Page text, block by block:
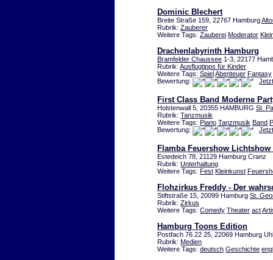
Dominic Blechert
Breite Straße 159, 22767 Hamburg
Rubrik: Zauberer
Weitere Tags: Zauberei Moderator
Drachenlabyrinth Hamburg
Bramfelder Chaussee 1-3, 22177
Rubrik: Ausflugtipps für Kinder
Weitere Tags: SpielAbenteuer Fantasy
Bewertung:
First Class Band Moderne
Holstenwall 5, 20355 HAMBURG St.
Rubrik: Tanzmusik
Weitere Tags: Piano Tanzmusik Band
Bewertung:
Flamba Feuershow
Estedeich 78, 21129 Hamburg Cranz
Rubrik: Unterhaltung
Weitere Tags: Fest Kleinkunst
Flohzirkus Freddy - Der
Stiftstraße 15, 20099 Hamburg St.
Rubrik: Zirkus
Weitere Tags: Comedy Theater act
Hamburg Toons Edition
Postfach 76 22 25, 22069 Hamburg
Rubrik: Medien
Weitere Tags: deutsch Geschichte